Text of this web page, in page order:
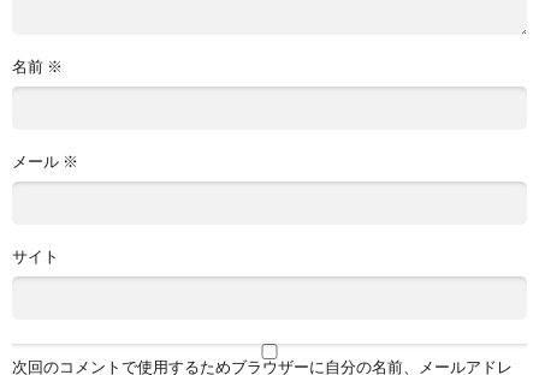
名前 ※
メール ※
サイト
次回のコメントで使用するためブラウザーに自分の名前、メールアドレ